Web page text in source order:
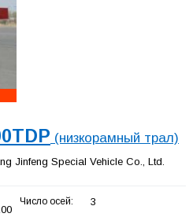
(низкорамный трал)
Jinfeng Special Vehicle Co., Ltd.
Число осей: 3